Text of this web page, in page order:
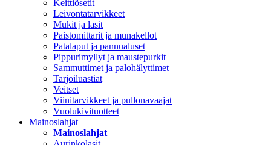
Keittiösetit
Leivontatarvikkeet
Mukit ja lasit
Paistomittarit ja munakellot
Patalaput ja pannualuset
Pippurimyllyt ja maustepurkit
Sammuttimet ja palohälyttimet
Tarjoiluastiat
Veitset
Viinitarvikkeet ja pullonavaajat
Vuolukivituotteet
Mainoslahjat
Mainoslahjat